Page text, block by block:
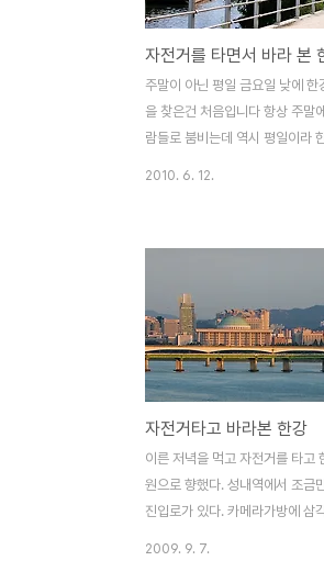
주말이 아닌 평일 금요일 낮에 한
을 찾은건 처음입니다 항상 주말
람들로 붐비는데 역시 평일이라
는 바로 올림픽대교, 올림픽공원
지역을 이어주는 다리입니다. 고
넘어올때 항상 이 올림픽대교를
죠. 이제 여름이 다가 오는지 녹
어지고 있습니다. 자건거를 타면
람도 쐬고, 물론 요즘 날씨가 무척
이 주룩주룩 납니다 그래도 이 시
할 수 있다는 것이 어색하면서도
요. 올림픽대교 하단부.....
2010. 6. 12.
자전거타고 바라본 한강
이른 저녁을 먹고 자전거를 타고
원으로 향했다. 성내역에서 조금
진입로가 있다. 카메라가방에 삼
2009. 9. 7.